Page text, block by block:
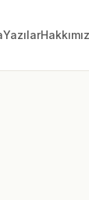
Yazılar